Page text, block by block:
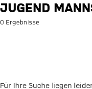
Suche:
JUGEND
0 Ergebnisse
Für Ihre Suche liegen